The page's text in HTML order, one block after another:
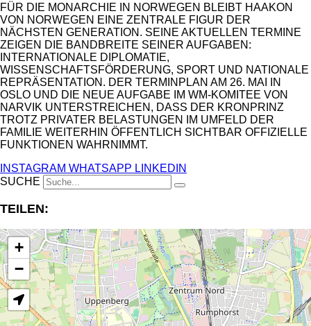
FÜR DIE MONARCHIE IN NORWEGEN BLEIBT HAAKON
VON NORWEGEN EINE ZENTRALE FIGUR DER
NÄCHSTEN GENERATION. SEINE AKTUELLEN TERMINE
ZEIGEN DIE BANDBREITE SEINER AUFGABEN:
INTERNATIONALE DIPLOMATIE,
WISSENSCHAFTSFÖRDERUNG, SPORT UND NATIONALE
REPRÄSENTATION. DER TERMINPLAN AM 26. MAI IN
OSLO UND DIE NEUE AUFGABE IM WM-KOMITEE VON
NARVIK UNTERSTREICHEN, DASS DER KRONPRINZ
TROTZ PRIVATER BELASTUNGEN IM UMFELD DER
FAMILIE WEITERHIN ÖFFENTLICH SICHTBAR OFFIZIELLE
FUNKTIONEN WAHRNIMMT.
INSTAGRAM WHATSAPP LINKEDIN
SUCHE
TEILEN:
+
−